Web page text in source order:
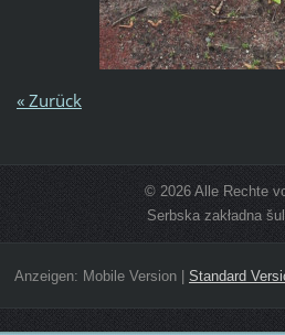
« Zurück
© 2026 Alle Rechte
Serbska zakładna
Anzeigen: Mobile Version| Standard